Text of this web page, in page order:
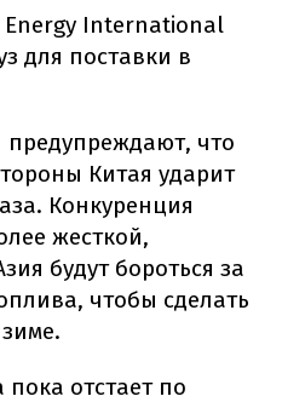
Energy International
для поставки в
что
Китая ударит
Конкуренция
жесткой,
будут бороться за
чтобы сделать
отстает по